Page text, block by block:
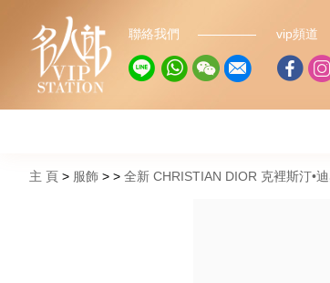
聯絡我們 vip頻道
主 頁 服飾 全新 CHRISTIAN DIOR 克裡斯汀•